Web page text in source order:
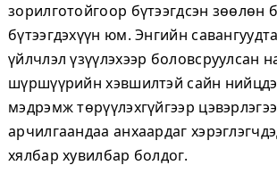
зорилготойгоор бүтээгдсэн зөөлөн
бүтээгдэхүүн юм. Энгийн
үйлчлэл үзүүлэхээр боловсруулсан
шүршүүрийн хэвшилтэй сайн
мэдрэмж төрүүлэхгүйгээр
арчилгаандаа анхаардаг
хялбар хувилбар болдог.